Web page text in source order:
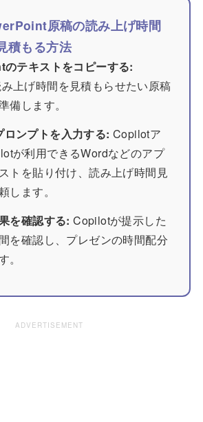
原稿の読み上げ時間
積もる方法
テキストをコピーする:
上げ時間を見積もらせたい原稿
備します。
ンプトを入力する: Copilotア
が利用できるWordなどのアプ
トを貼り付け、読み上げ時間見
します。
を確認する: Copilotが提示した
を確認し、プレゼンの時間配分
。
ADVERTISEMENT